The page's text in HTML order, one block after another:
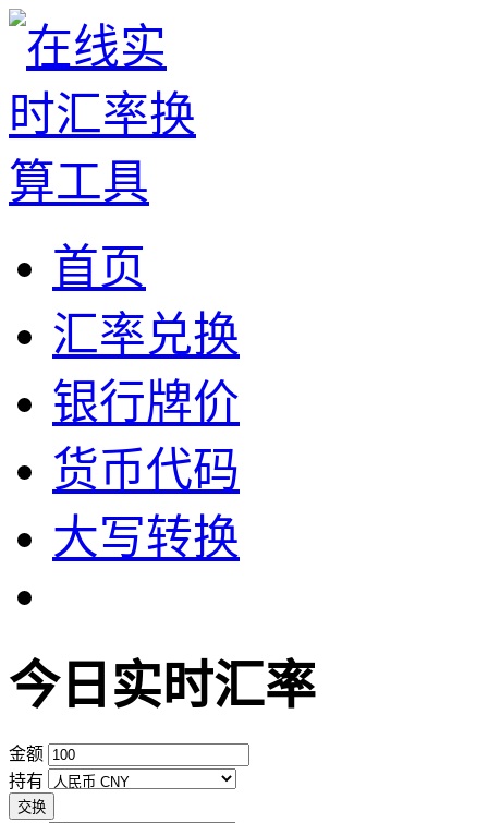
首页
汇率兑换
银行牌价
货币代码
大写转换
今日实时汇率
金额
持有
交换